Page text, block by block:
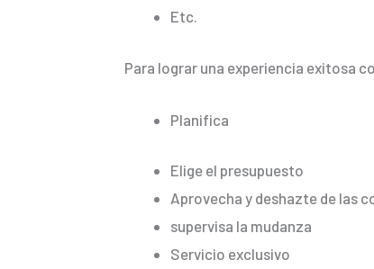
Etc.
Para lograr una experiencia exitosa
Planifica
Elige el presupuesto
Aprovecha y deshazte de las
supervisa la mudanza
Servicio exclusivo